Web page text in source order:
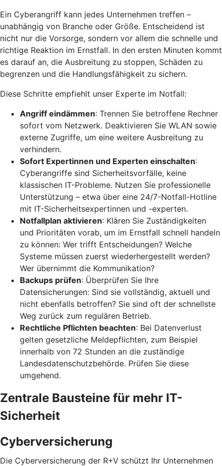
Ein Cyberangriff kann jedes Unternehmen treffen –
unabhängig von Branche oder Größe. Entscheidend ist
nicht nur die Vorsorge, sondern vor allem die schnelle und
richtige Reaktion im Ernstfall. In den ersten Minuten kommt
es darauf an, die Ausbreitung zu stoppen, Schäden zu
begrenzen und die Handlungsfähigkeit zu sichern.
Diese Schritte empfiehlt unser Experte im Notfall:
Angriff eindämmen: Trennen Sie betroffene Rechner
sofort vom Netzwerk. Deaktivieren Sie WLAN sowie
externe Zugriffe, um eine weitere Ausbreitung zu
verhindern.
Sofort Expertinnen und Experten einschalten:
Cyberangriffe sind Sicherheitsvorfälle, keine
klassischen IT-Probleme. Nutzen Sie professionelle
Unterstützung – etwa über eine 24/7-Notfall-Hotline
mit IT-Sicherheitsexpertinnen und -experten.
Notfallplan aktivieren: Klären Sie Zuständigkeiten
und Prioritäten vorab, um im Ernstfall schnell handeln
zu können: Wer trifft Entscheidungen? Welche
Systeme müssen zuerst wiederhergestellt werden?
Wer übernimmt die Kommunikation?
Backups prüfen: Überprüfen Sie Ihre
Datensicherungen: Sind sie vollständig, aktuell und
nicht ebenfalls betroffen? Sie sind oft der schnellste
Weg zurück zum regulären Betrieb.
Rechtliche Pflichten beachten: Bei Datenverlust
gelten gesetzliche Meldepflichten, zum Beispiel
innerhalb von 72 Stunden an die zuständige
Landesdatenschutzbehörde. Prüfen Sie diese
umgehend.
Zentrale Bausteine für mehr IT-
Sicherheit
Cyberversicherung
Die Cyberversicherung der R+V schützt Ihr Unternehmen